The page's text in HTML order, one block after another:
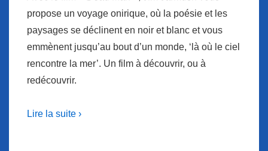
propose un voyage onirique, où la poésie et les
paysages se déclinent en noir et blanc et vous
emmènent jusqu’au bout d’un monde, ‘là où le ciel
rencontre la mer’. Un film à découvrir, ou à
redécouvrir.
Lire la suite ›